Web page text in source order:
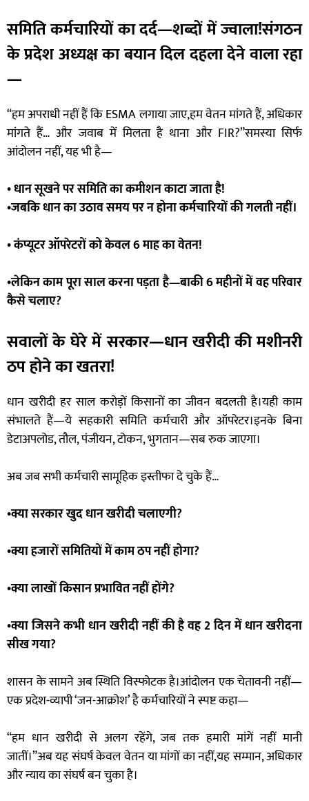
समिति कर्मचारियों का दर्द—शब्दों में ज्वाला!संगठन
के प्रदेश अध्यक्ष का बयान दिल दहला देने वाला रहा
—
“हम अपराधी नहीं हैं कि ESMA लगाया जाए,हम वेतन मांगते हैं, अधिकार
मांगते हैं… और जवाब में मिलता है थाना और FIR?”समस्या सिर्फ
आंदोलन नहीं, यह भी है—
• धान सूखने पर समिति का कमीशन काटा जाता है!
•जबकि धान का उठाव समय पर न होना कर्मचारियों की गलती नहीं।
• कंप्यूटर ऑपरेटरों को केवल 6 माह का वेतन!
•लेकिन काम पूरा साल करना पड़ता है—बाकी 6 महीनों में वह परिवार
कैसे चलाए?
सवालों के घेरे में सरकार—धान खरीदी की मशीनरी
ठप होने का खतरा!
धान खरीदी हर साल करोड़ों किसानों का जीवन बदलती है।यही काम
संभालते हैं—ये सहकारी समिति कर्मचारी और ऑपरेटर।इनके बिना
डेटाअपलोड, तौल, पंजीयन, टोकन, भुगतान—सब रुक जाएगा।
अब जब सभी कर्मचारी सामूहिक इस्तीफा दे चुके हैं…
•क्या सरकार खुद धान खरीदी चलाएगी?
•क्या हजारों समितियों में काम ठप नहीं होगा?
•क्या लाखों किसान प्रभावित नहीं होंगे?
•क्या जिसने कभी धान खरीदी नहीं की है वह 2 दिन में धान खरीदना
सीख गया?
शासन के सामने अब स्थिति विस्फोटक है।आंदोलन एक चेतावनी नहीं—
एक प्रदेश-व्यापी ‘जन-आक्रोश’ है कर्मचारियों ने स्पष्ट कहा—
“हम धान खरीदी से अलग रहेंगे, जब तक हमारी मांगें नहीं मानी
जातीं।”अब यह संघर्ष केवल वेतन या मांगों का नहीं,यह सम्मान, अधिकार
और न्याय का संघर्ष बन चुका है।